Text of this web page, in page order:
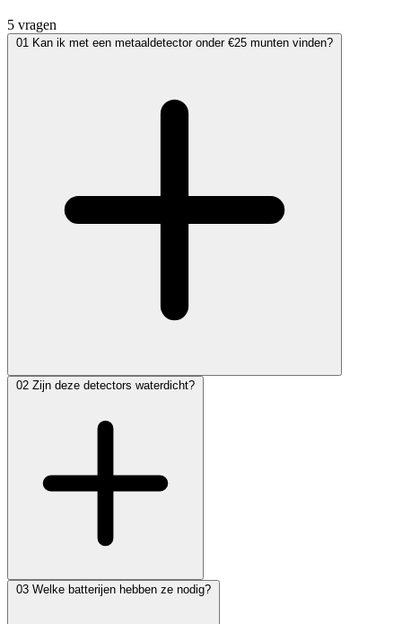
5 vragen
01 Kan ik met een metaaldetector onder €25 munten vinden?
02 Zijn deze detectors waterdicht?
03 Welke batterijen hebben ze nodig?